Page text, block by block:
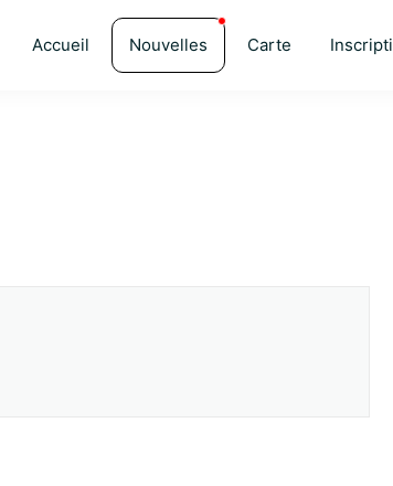
Accueil Nouvelles Carte